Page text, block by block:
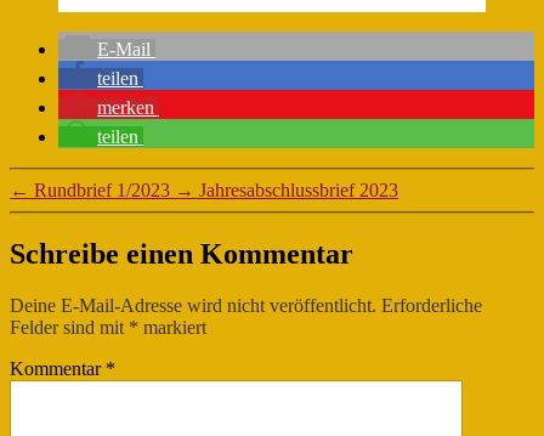
E-Mail
teilen
merken
teilen
← Rundbrief 1/2023 → Jahresabschlussbrief 2023
Schreibe einen Kommentar
Deine E-Mail-Adresse wird nicht veröffentlicht. Erforderliche
Felder sind mit * markiert
Kommentar *